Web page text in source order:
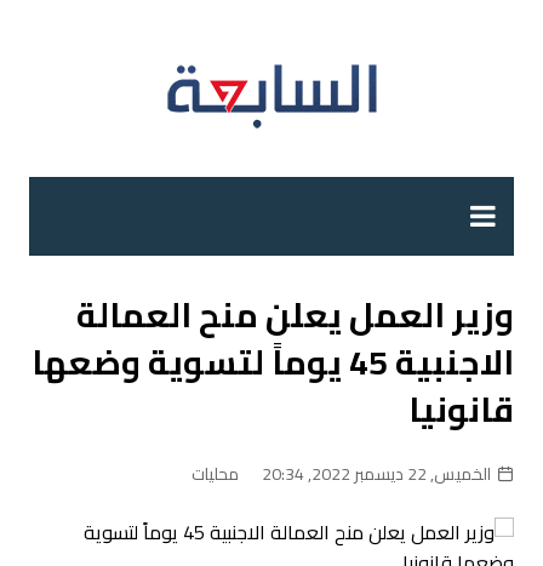
وزير العمل يعلن منح العمالة
الاجنبية 45 يوماً لتسوية وضعها
قانونيا
الخميس, 22 ديسمبر 2022, 20:34 محليات